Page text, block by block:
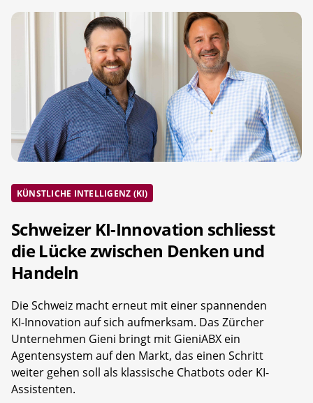
KÜNSTLICHE INTELLIGENZ (KI)
Schweizer KI-Innovation schliesst
die Lücke zwischen Denken und
Handeln
Die Schweiz macht erneut mit einer spannenden
KI-Innovation auf sich aufmerksam. Das Zürcher
Unternehmen Gieni bringt mit GieniABX ein
Agentensystem auf den Markt, das einen Schritt
weiter gehen soll als klassische Chatbots oder KI-
Assistenten.